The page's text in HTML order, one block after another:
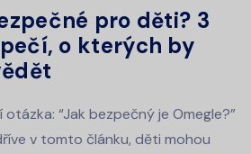
pro děti? 3
o kterých by
“Jak bezpečný je Omegle?”
v tomto článku, děti mohou